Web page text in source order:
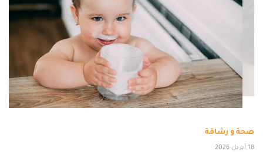
صحة و رشاقة
18 أبريل 2026